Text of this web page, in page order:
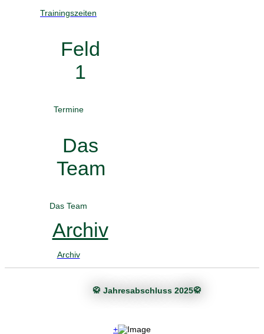
Trainingszeiten
Feld
1
Termine
Das
Team
Das Team
Archiv
Archiv
🥋 Jahresabschluss 2025🥋
+